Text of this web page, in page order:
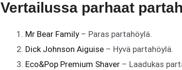
Vertailussa parhaat
Mr Bear Family – Paras partahöylä.
Dick Johnson Aiguise – Hyvä partahöylä.
Eco&Pop Premium Shaver – Laadukas